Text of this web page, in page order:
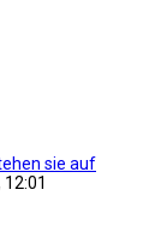
sie auf